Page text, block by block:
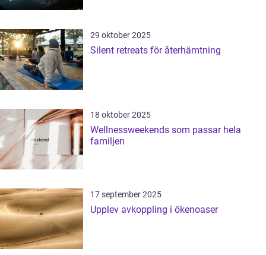
29 oktober 2025
Silent retreats för återhämtning
18 oktober 2025
Wellnessweekends som passar hela
familjen
17 september 2025
Upplev avkoppling i ökenoaser